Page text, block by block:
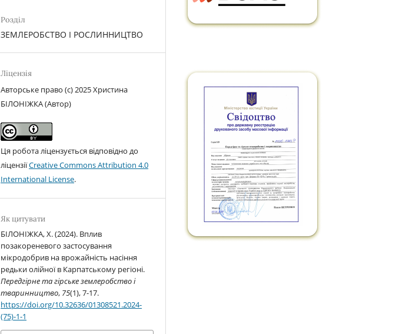
Розділ
ЗЕМЛЕРОБСТВО І РОСЛИННИЦТВО
Ліцензія
Авторське право (c) 2025 Христина
БІЛОНІЖКА (Автор)
Ця робота ліцензується відповідно до
ліцензіїCreative Commons Attribution 4.0
International License.
Як цитувати
БІЛОНІЖКА, Х. (2024). Вплив
позакореневого застосування
мікродобрив на врожайність насіння
редьки олійної в Карпатському регіоні.
Передгірне та гірське землеробство і
тваринництво, 75(1), 7-17.
https://doi.org/10.32636/01308521.2024-
(75)-1-1